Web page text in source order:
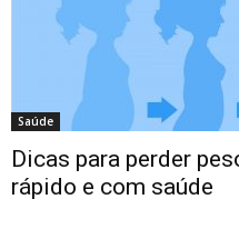
Saúde
Dicas para perder
rápido e com saúde